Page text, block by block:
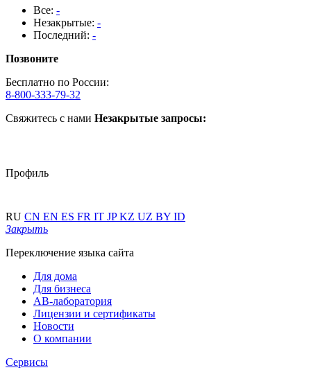
Все: -
Незакрытые: -
Последний: -
Позвоните
Бесплатно по России:
8-800-333-79-32
Свяжитесь с нами Незакрытые запросы:
Профиль
RU CN EN ES FR IT JPKZ UZ BY ID
Закрыть
Переключение языка сайта
Для дома
Для бизнеса
АВ-лаборатория
Лицензии и сертификаты
Новости
О компании
Сервисы